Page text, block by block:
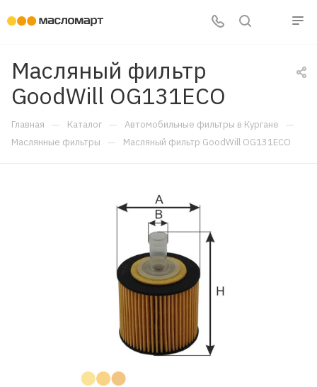
Масляный фильтр
GoodWill OG131ECO
Главная — Каталог — Автомобильные фильтры в Кургане —
Маслянные фильтры — Масляный фильтр GoodWill OG131ECO